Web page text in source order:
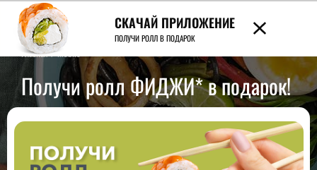
7989
Главная / Mobile
Получи ролл ФИДЖИ* в подарок!
СКАЧАЙ ПРИЛОЖЕНИЕ
ПОЛУЧИ РОЛЛ В ПОДАРОК